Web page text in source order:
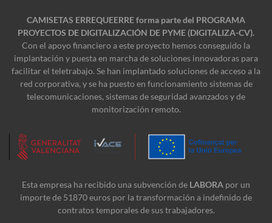
CAMISETAS ERREQUEERRE forma parte del PROGRAMA
PROYECTOS DE DIGITALIZACIÓN DE PYME (DIGITALIZA-CV).
Con el apoyo financiero a este proyecto hemos conseguido la
implantación y puesta en marcha de soluciones innovadoras para
facilitar el teletrabajo. Se han implantado soluciones de acceso a la
red corporativa, y se ha puesto en funcionamiento sistemas de
telecomunicaciones, sistemas de seguridad avanzados y de
monitorización remoto.
Esta empresa ha recibido una subvención de LABORA por un
importe de 51870 euros por la transformación a indefinido de
contratos temporales de sus trabajadores.